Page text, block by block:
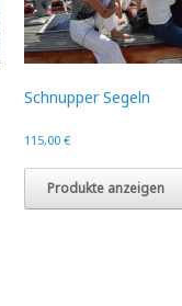
Schnupper Segeln
115,00 €
Produkte anzeigen